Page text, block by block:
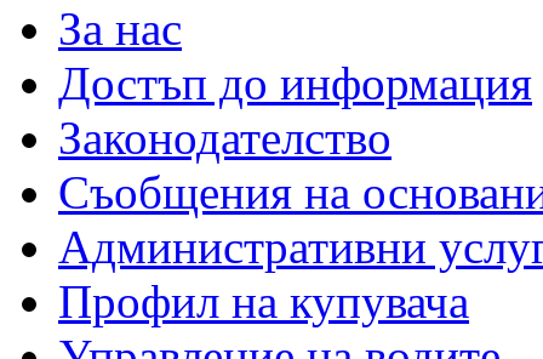
За нас
Достъп до информация
Законодателство
Съобщения на
Административни
Профил на купувача